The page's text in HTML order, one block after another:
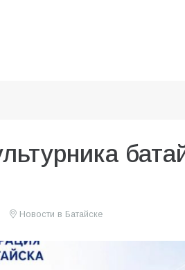
Новости в Батайске